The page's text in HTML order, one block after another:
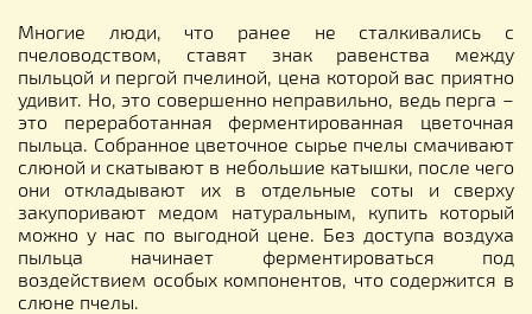
Многие люди, что ранее не сталкивались с
пчеловодством, ставят знак равенства между
пыльцой и пергой пчелиной, цена которой вас приятно
удивит. Но, это совершенно неправильно, ведь перга –
это переработанная ферментированная цветочная
пыльца. Собранное цветочное сырье пчелы смачивают
слюной и скатывают в небольшие катышки, после чего
они откладывают их в отдельные соты и сверху
закупоривают медом натуральным, купить который
можно у нас по выгодной цене. Без доступа воздуха
пыльца начинает ферментироваться под
воздействием особых компонентов, что содержится в
слюне пчелы.